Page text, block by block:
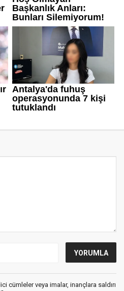
cümleler veya imalar, inançlara saldırı